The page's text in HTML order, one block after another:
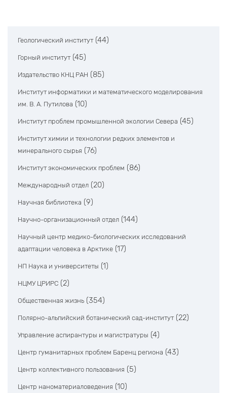
Геологический институт (44)
Горный институт (45)
Издательство КНЦ РАН (85)
Институт информатики и математического моделирования
им. В. А. Путилова (10)
Институт проблем промышленной экологии Севера (45)
Институт химии и технологии редких элементов и
минерального сырья (76)
Институт экономических проблем (86)
Международный отдел (20)
Научная библиотека (9)
Научно-организационный отдел (144)
Научный центр медико-биологических исследований
адаптации человека в Арктике (17)
НП Наука и университеты (1)
НЦМУ ЦРИРС (2)
Общественная жизнь (354)
Полярно-альпийский ботанический сад-институт (22)
Управление аспирантуры и магистратуры (4)
Центр гуманитарных проблем Баренц региона (43)
Центр коллективного пользования (5)
Центр наноматериаловедения (10)